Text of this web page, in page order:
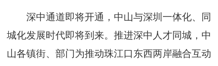
深中通道即将开通，中山与深圳一体化、同
城化发展时代即将到来。推进深中人才同城，中
山各镇街、部门为推动珠江口东西两岸融合互动